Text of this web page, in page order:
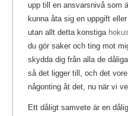
upp till en ansvarsnivå som
kunna åta sig en uppgift
utan allt detta konstiga
du gör saker och ting mot
skydda dig från alla de
så det ligger till, och det
någonting åt det, nu när vi
Ett dåligt samvete är en